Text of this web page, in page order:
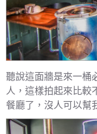
聽說這面牆是來一桶
人，這樣拍起來比較
餐廳了，沒人可以幫